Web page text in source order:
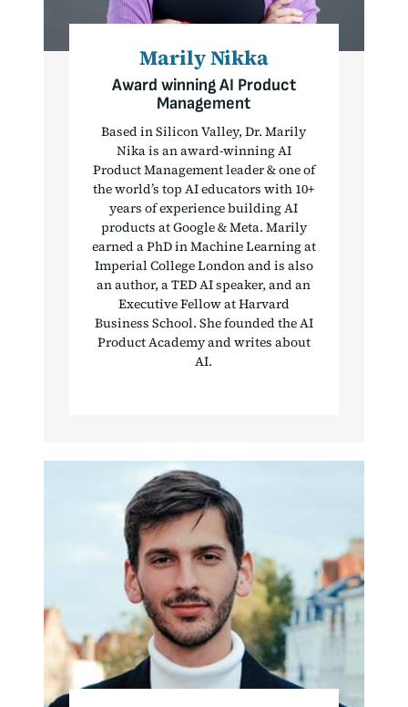
Marily Nikka
Award winning AI Product
Management
Based in Silicon Valley, Dr. Marily
Nika is an award-winning AI
Product Management leader & one of
the world’s top AI educators with 10+
years of experience building AI
products at Google & Meta. Marily
earned a PhD in Machine Learning at
Imperial College London and is also
an author, a TED AI speaker, and an
Executive Fellow at Harvard
Business School. She founded the AI
Product Academy and writes about
AI.